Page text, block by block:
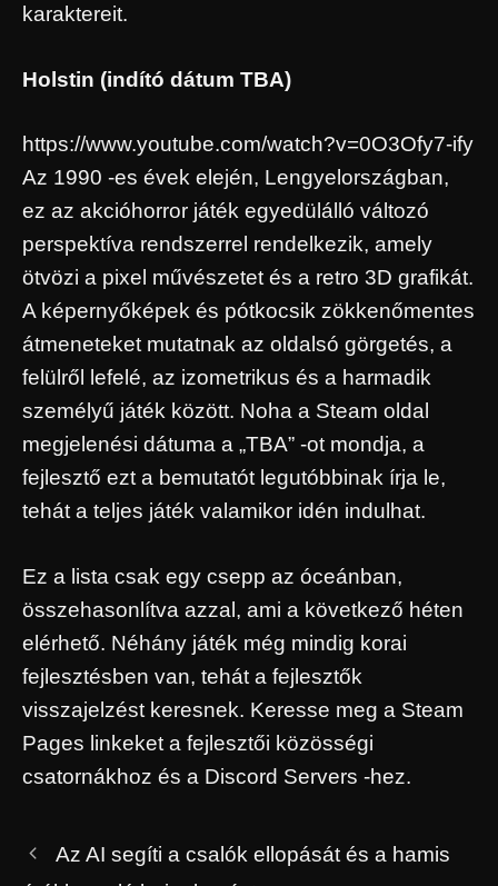
karaktereit.
Holstin (indító dátum TBA)
https://www.youtube.com/watch?v=0O3Ofy7-ify
Az 1990 -es évek elején, Lengyelországban,
ez az akcióhorror játék egyedülálló változó
perspektíva rendszerrel rendelkezik, amely
ötvözi a pixel művészetet és a retro 3D grafikát.
A képernyőképek és pótkocsik zökkenőmentes
átmeneteket mutatnak az oldalsó görgetés, a
felülről lefelé, az izometrikus és a harmadik
személyű játék között. Noha a Steam oldal
megjelenési dátuma a „TBA” -ot mondja, a
fejlesztő ezt a bemutatót legutóbbinak írja le,
tehát a teljes játék valamikor idén indulhat.
Ez a lista csak egy csepp az óceánban,
összehasonlítva azzal, ami a következő héten
elérhető. Néhány játék még mindig korai
fejlesztésben van, tehát a fejlesztők
visszajelzést keresnek. Keresse meg a Steam
Pages linkeket a fejlesztői közösségi
csatornákhoz és a Discord Servers -hez.
Az AI segíti a csalók ellopását és a hamis